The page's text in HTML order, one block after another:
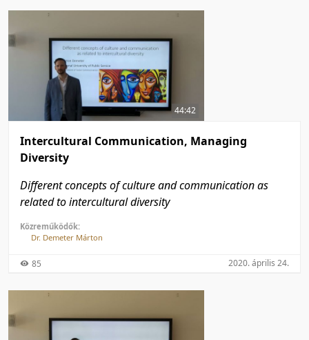
Relevancia szerint
Feltöltés dátuma szerint
Feltöltés dátuma szerint
Utolsó módosítás szerint
Utolsó módosítás szerint
5 tétel/oldal
20 tétel/oldal
50 tétel/oldal
100 tétel/oldal
44:42
Intercultural Communication, Managing
Diversity
Different concepts of culture and communication as
related to intercultural diversity
Közreműködők:
Dr. Demeter Márton
85 2020. április 24.